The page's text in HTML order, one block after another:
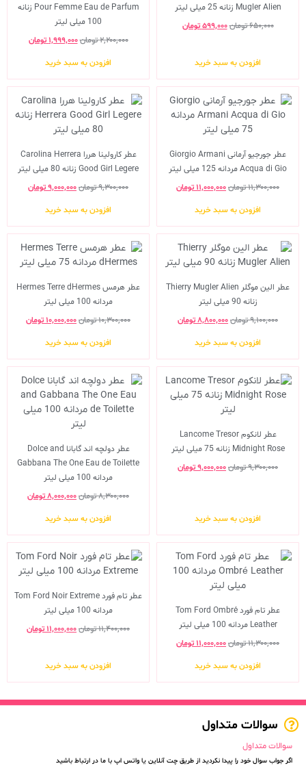
Mugler Alien زنانه 25 میلی لیتر
۶۵۰,۰۰۰تومان۵۹۹,۰۰۰ تومان
افزودن به سبد خرید
Pour Femme Eau de Parfum زنانه
100 میلی لیتر
۲,۲۰۰,۰۰۰تومان۱,۹۹۹,۰۰۰ تومان
افزودن به سبد خرید
عطر جورجیو آرمانی Giorgio Armani
Acqua di Gio مردانه 125 میلی لیتر
۱۱,۳۰۰,۰۰۰تومان۱۱,۰۰۰,۰۰۰ تومان
افزودن به سبد خرید
عطر کارولینا هررا Carolina Herrera
Good Girl Legere زنانه 80 میلی لیتر
۹,۳۰۰,۰۰۰تومان۹,۰۰۰,۰۰۰تومان
افزودن به سبد خرید
عطر الین موگلر Thierry Mugler Alien
زنانه 90 میلی لیتر
۹,۱۰۰,۰۰۰تومان۸,۸۰۰,۰۰۰تومان
افزودن به سبد خرید
عطر هرمس Hermes Terre dHermes
مردانه 100 میلی لیتر
۱۰,۳۰۰,۰۰۰تومان۱۰,۰۰۰,۰۰۰ تومان
افزودن به سبد خرید
عطر لانکوم Lancome Tresor
Midnight Rose زنانه 75 میلی لیتر
۹,۳۰۰,۰۰۰تومان۹,۰۰۰,۰۰۰تومان
افزودن به سبد خرید
عطر دولچه اند گابانا Dolce and
Gabbana The One Eau de Toilette
مردانه 100 میلی لیتر
۸,۳۰۰,۰۰۰تومان۸,۰۰۰,۰۰۰تومان
افزودن به سبد خرید
عطر تام فورد Tom Ford Ombré
Leather مردانه 100 میلی لیتر
۱۱,۳۰۰,۰۰۰تومان۱۱,۰۰۰,۰۰۰ تومان
افزودن به سبد خرید
عطر تام فورد Tom Ford Noir Extreme
مردانه 100 میلی لیتر
۱۱,۴۰۰,۰۰۰تومان۱۱,۰۰۰,۰۰۰ تومان
افزودن به سبد خرید
سوالات متداول
سوالات متداول
اگر جواب سوال خود را پیدا نکردید از طریق چت آنلاین یا واتس اپ با ما در ارتباط باشید